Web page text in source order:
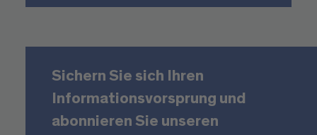
Sichern Sie sich Ihren
Informationsvorsprung und
abonnieren Sie unseren